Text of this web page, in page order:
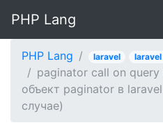
PHP Lang
PHP Lang laravel laravel
paginator call on
объект paginator в
случае)